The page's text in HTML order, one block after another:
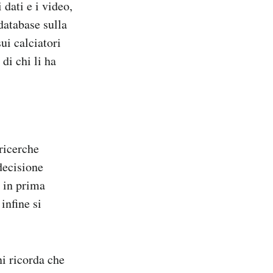
dati e i video,
sulla
calciatori
di chi li ha
in prima
si
ricorda che